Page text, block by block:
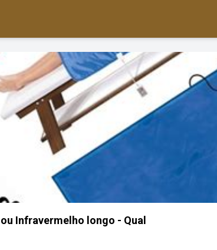
Infravermelho longo - Qual